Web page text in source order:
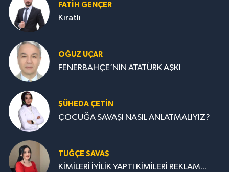
FATIH GENÇER
Kıratlı
OĞUZ UÇAR
FENERBAHÇE’NİN ATATÜRK AŞKI
ŞÜHEDA ÇETİN
ÇOCUĞA SAVAŞI NASIL ANLATMALIYIZ?
TUĞÇE SAVAŞ
KİMİLERİ İYİLİK YAPTI KİMİLERİ REKLAM...